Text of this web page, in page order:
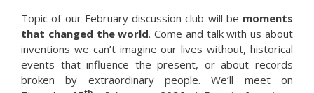
Topic of our February discussion club will be moments
that changed the world. Come and talk with us about
inventions we can’t imagine our lives without, historical
events that influence the present, or about records
broken by extraordinary people. We’ll meet on